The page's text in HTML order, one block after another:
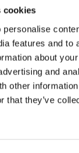
cookies
features and to
about
and
other information
that they’ve
-
dansk